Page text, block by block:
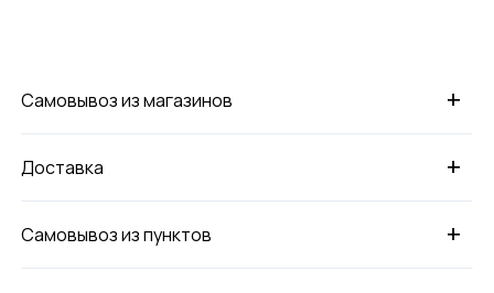
+
Самовывоз из магазинов
+
Доставка
+
Самовывоз из пунктов